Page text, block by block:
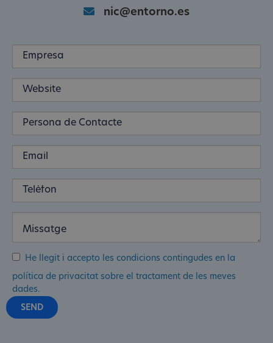
nic@entorno.es
He llegit i accepto les condicions contingudes en la
política de privacitat sobre el tractament de les meves
dades.